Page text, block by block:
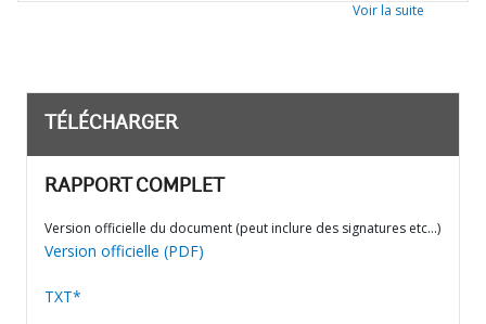
Voir la suite
TÉLÉCHARGER
RAPPORT COMPLET
Version officielle du document (peut inclure des signatures etc…)
Version officielle (PDF)
TXT*